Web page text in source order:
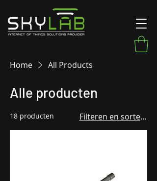
Home All Products
Alle producten
18 producten Filteren en sorteren